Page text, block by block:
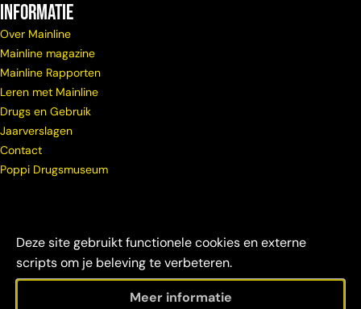
Deze site gebruikt functionele cookies en externe
scripts om je beleving te verbeteren.
Meer informatie
Informatie
Over Mainline
Mainline magazine
Mainline Rapporten
Leren met Mainline
Drugs en Gebruik
Jaarverslagen
Contact
Poppi Drugsmuseum